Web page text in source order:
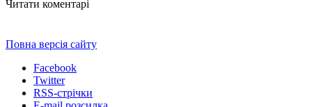
Читати коментарі
Повна версія сайту
Facebook
Twitter
RSS-стрічки